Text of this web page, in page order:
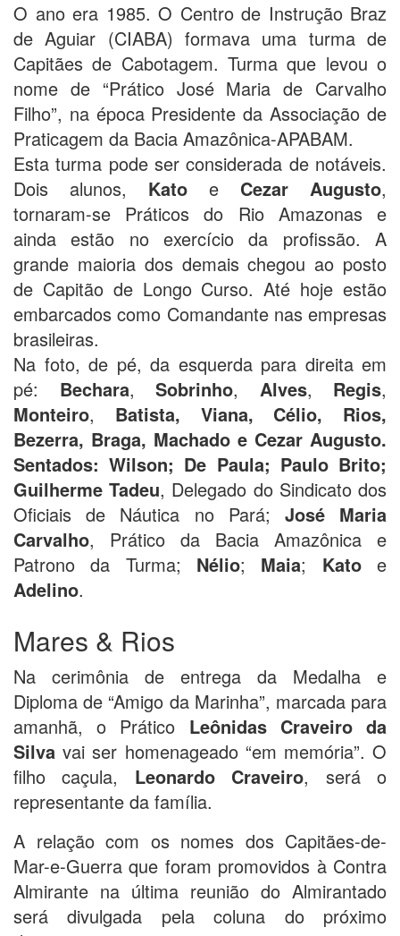
O ano era 1985. O Centro de Instrução Braz
de Aguiar (CIABA) formava uma turma de
Capitães de Cabotagem. Turma que levou o
nome de “Prático José Maria de Carvalho
Filho”, na época Presidente da Associação de
Praticagem da Bacia Amazônica-APABAM.
Esta turma pode ser considerada de notáveis.
Dois alunos, Kato e Cezar Augusto,
tornaram-se Práticos do Rio Amazonas e
ainda estão no exercício da profissão. A
grande maioria dos demais chegou ao posto
de Capitão de Longo Curso. Até hoje estão
embarcados como Comandante nas empresas
brasileiras.
Na foto, de pé, da esquerda para direita em
pé: Bechara, Sobrinho, Alves, Regis,
Monteiro, Batista, Viana, Célio, Rios,
Bezerra, Braga, Machado e Cezar Augusto.
Sentados: Wilson; De Paula; Paulo Brito;
Guilherme Tadeu, Delegado do Sindicato dos
Oficiais de Náutica no Pará; José Maria
Carvalho, Prático da Bacia Amazônica e
Patrono da Turma; Nélio; Maia; Katoe
Adelino.
Mares & Rios
Na cerimônia de entrega da Medalha e
Diploma de “Amigo da Marinha”, marcada para
amanhã, o Prático Leônidas Craveiro da
Silva vai ser homenageado “em memória”. O
filho caçula, Leonardo Craveiro, será o
representante da família.
A relação com os nomes dos Capitães-de-
Mar-e-Guerra que foram promovidos à Contra
Almirante na última reunião do Almirantado
será divulgada pela coluna do próximo